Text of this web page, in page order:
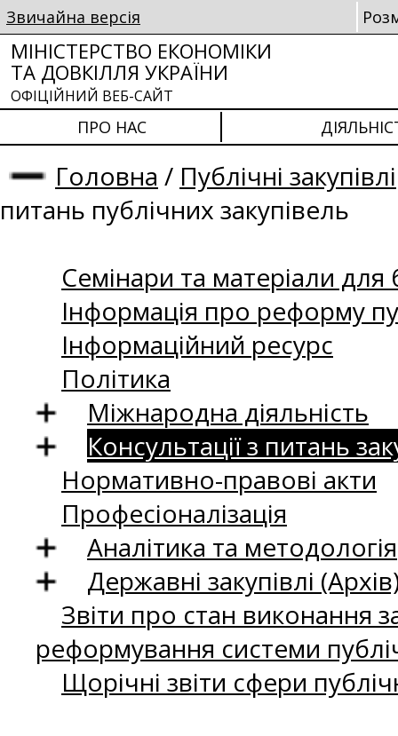
Звичайна версія
МІНІСТЕРСТВО ЕКОНОМІКИ
ТА ДОВКІЛЛЯ УКРАЇНИ
ОФІЦІЙНИЙ ВЕБ-САЙТ
ПРО НАС
Головна / Публічні закупівлі
питань публічних закупівель
Семінари та матеріали для
Інформація про реформу
Інформаційний ресурс
Політика
Міжнародна діяльність
Консультації з питань
Нормативно-правові акти
Професіоналізація
Аналітика та методологія
Державні закупівлі
Звіти про стан виконання
реформування системи
Щорічні звіти сфери